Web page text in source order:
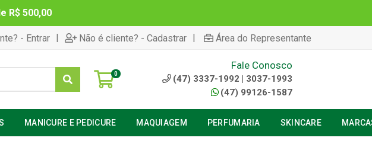
R$ 500,00
- Entrar | Não é cliente? - Cadastrar | Área do Representante
0
Fale Conosco
(47) 3337-1992 | 3037-1993
(47) 99126-1587
MANICURE E PEDICURE MAQUIAGEM PERFUMARIA SKINCARE